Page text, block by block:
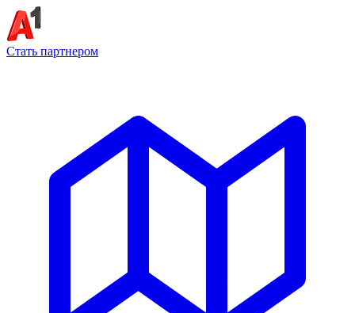
Стать партнером